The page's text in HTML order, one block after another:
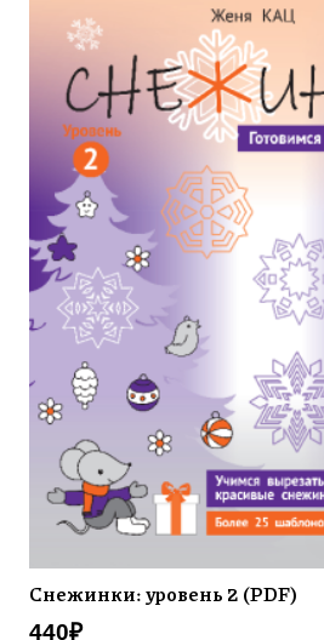
Снежинки: уровень 2 (PDF)
440₽